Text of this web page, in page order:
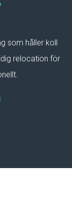
som håller koll
relocation för